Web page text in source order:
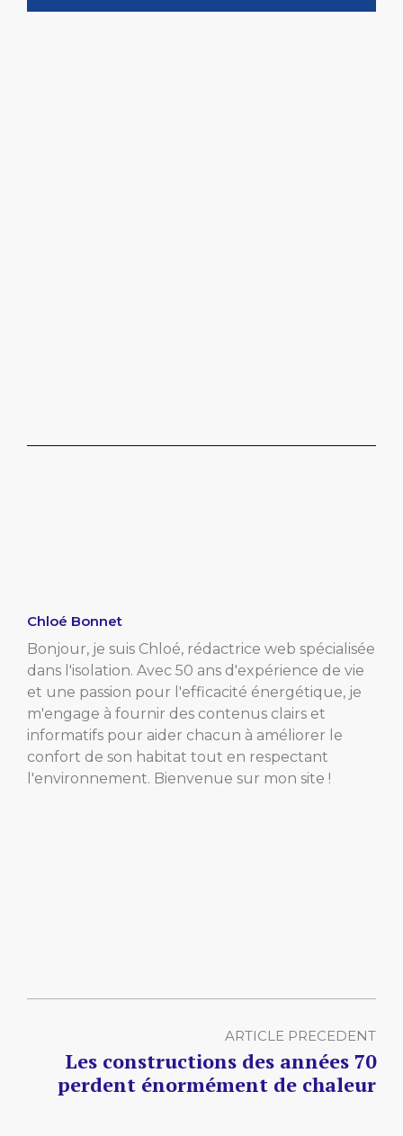
Chloé Bonnet
Bonjour, je suis Chloé, rédactrice web spécialisée
dans l'isolation. Avec 50 ans d'expérience de vie
et une passion pour l'efficacité énergétique, je
m'engage à fournir des contenus clairs et
informatifs pour aider chacun à améliorer le
confort de son habitat tout en respectant
l'environnement. Bienvenue sur mon site !
ARTICLE PRECEDENT
Les constructions des années 70
perdent énormément de chaleur